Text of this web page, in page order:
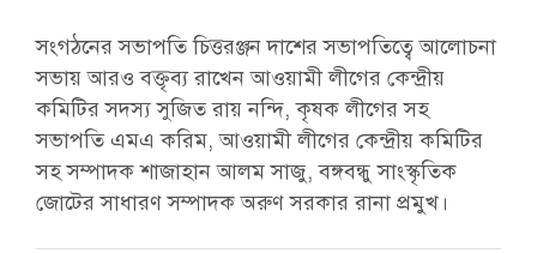
সংগঠনের সভাপতি চিত্তরঞ্জন দাশের সভাপতিত্বে আলোচনা
সভায় আরও বক্তৃব্য রাখেন আওয়ামী লীগের কেন্দ্রীয়
কমিটির সদস্য সুজিত রায় নন্দি, কৃষক লীগের সহ
সভাপতি এমএ করিম, আওয়ামী লীগের কেন্দ্রীয় কমিটির
সহ সম্পাদক শাজাহান আলম সাজু, বঙ্গবন্ধু সাংস্কৃতিক
জোটের সাধারণ সম্পাদক অরুণ সরকার রানা প্রমুখ।